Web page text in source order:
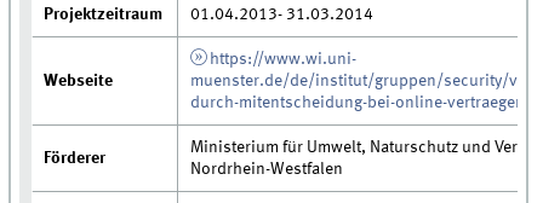
Projektzeitraum 01.04.2013- 31.03.2014
Webseite
https://www.wi.uni-
muenster.de/de/institut/gruppen/security/
durch-mitentscheidung-bei-online-vertraegen
Förderer
Ministerium für Umwelt, Naturschutz und
Nordrhein-Westfalen